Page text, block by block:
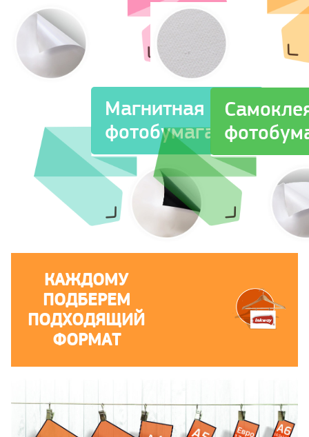
Магнитная
фотобумага
КАЖДОМУ
ПОДБЕРЕМ
ПОДХОДЯЩИЙ
ФОРМАТ